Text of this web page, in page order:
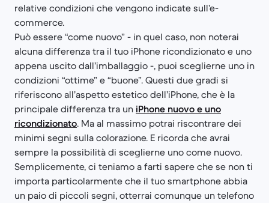
relative condizioni che vengono indicate sull’e-
commerce.
Può essere “come nuovo” - in quel caso, non noterai
alcuna differenza tra il tuo iPhone ricondizionato e uno
appena uscito dall’imballaggio -, puoi sceglierne uno in
condizioni “ottime” e “buone”. Questi due gradi si
riferiscono all’aspetto estetico dell’iPhone, che è la
principale differenza tra un iPhone nuovo e uno
ricondizionato. Ma al massimo potrai riscontrare dei
minimi segni sulla colorazione. E ricorda che avrai
sempre la possibilità di sceglierne uno come nuovo.
Semplicemente, ci teniamo a farti sapere che se non ti
importa particolarmente che il tuo smartphone abbia
un paio di piccoli segni, otterrai comunque un telefono